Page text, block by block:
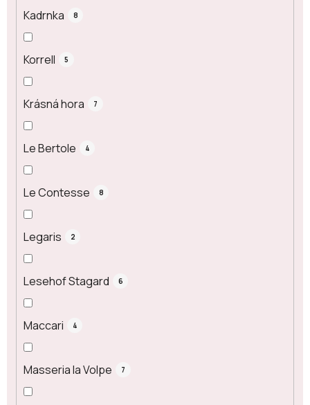
Kadrnka 8
Korrell 5
Krásná hora 7
Le Bertole 4
Le Contesse 8
Legaris 2
Lesehof Stagard 6
Maccari 4
Masseria la Volpe 7